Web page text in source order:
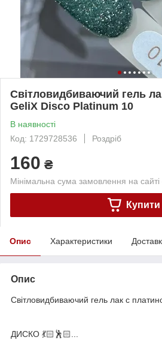
Світловидбиваючий гель
GeliX Disco Platinum 10
В наявності
Код: 1729728536
Роздріб
160 ₴
Мінімальна сума замовлення на
Купити
Опис Характеристики
Опис
Світловидбиваючий гель лак с
ДИСКО 💃🏻🕺🏻...